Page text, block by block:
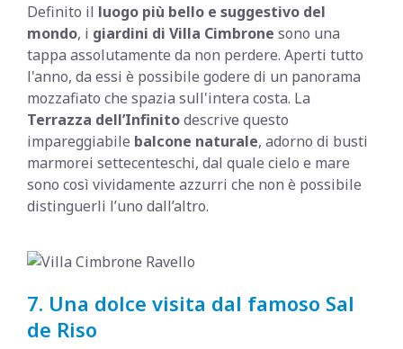
Definito il luogo più bello e suggestivo del
mondo, i giardini di Villa Cimbrone sono una
tappa assolutamente da non perdere. Aperti tutto
l'anno, da essi è possibile godere di un panorama
mozzafiato che spazia sull'intera costa. La
Terrazza dell’Infinitodescrive questo
impareggiabile balcone naturale, adorno di busti
marmorei settecenteschi, dal quale cielo e mare
sono così vividamente azzurri che non è possibile
distinguerli l’uno dall’altro.
7. Una dolce visita dal famoso Sal
de Riso